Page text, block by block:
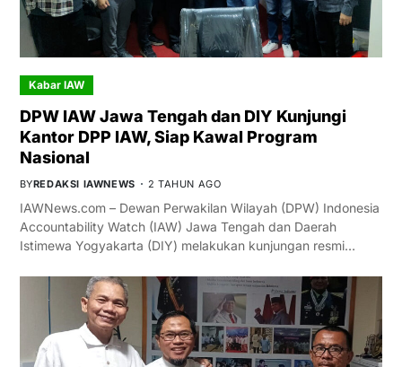
Kabar IAW
DPW IAW Jawa Tengah dan DIY Kunjungi
Kantor DPP IAW, Siap Kawal Program
Nasional
BYREDAKSI IAWNEWS 2 TAHUN AGO
IAWNews.com – Dewan Perwakilan Wilayah (DPW) Indonesia
Accountability Watch (IAW) Jawa Tengah dan Daerah
Istimewa Yogyakarta (DIY) melakukan kunjungan resmi…